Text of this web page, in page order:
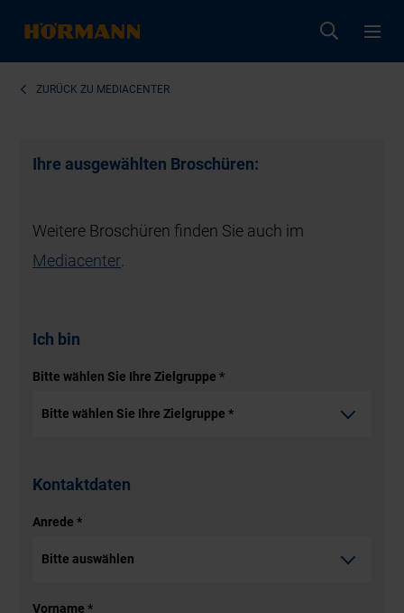
ZURÜCK ZU MEDIACENTER
Ihre ausgewählten Broschüren:
Weitere Broschüren finden Sie auch im
Mediacenter
Ich bin
Bitte wählen Sie Ihre Zielgruppe*
Kontaktdaten
Anrede*
Vorname*